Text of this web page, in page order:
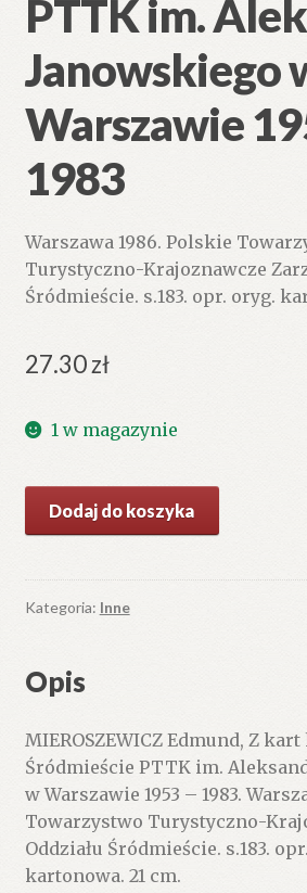
PTTK im.
Janowskiego
Warszawie
1983
Warszawa 1986. Polskie
Turystyczno-Krajoznawcze
Śródmieście. s.183. opr. oryg.
27.30zł
1 w magazynie
historii
Oddziału
im.
Janowskiego
w
Warszawie
1953
–
1983
Dodaj do koszyka
Kategoria: Inne
Opis
MIEROSZEWICZ Edmund, Z
Śródmieście PTTK im.
w Warszawie 1953 – 1983.
Towarzystwo Turystyczno-
Oddziału Śródmieście. s.183.
kartonowa. 21 cm.